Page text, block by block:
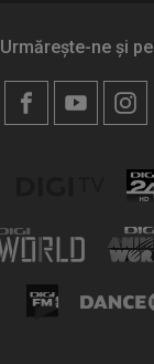
Urmărește-ne și pe